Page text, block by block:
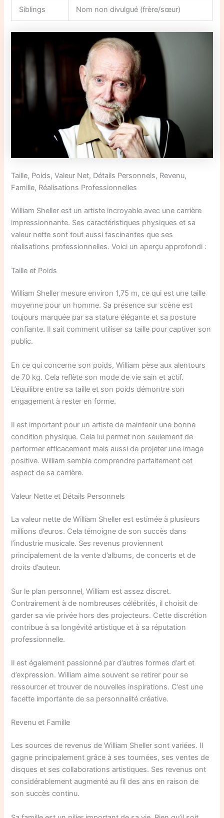
Siblings Nom non divulgué (frère/sœur)
Taille, Poids, Valeur Net, Détails Personnels, Revenu,
Famille, Réalisations Professionnelles
William Sheller est un artiste incroyable avec une carrière
impressionnante. Ses caractéristiques physiques et sa
valeur nette sont tout aussi fascinantes que ses
réalisations professionnelles. Voici un aperçu approfondi :
Taille et Poids
William Sheller mesure environ 1,75 m, ce qui est une taille
moyenne pour un homme. Sa présence sur scène est
toujours marquée par sa stature élégante et sa posture
confiante. Il sait comment utiliser sa taille pour captiver son
public.
En ce qui concerne son poids, William pèse aux alentours
de 70 kg. Cela reflète son mode de vie sain et actif.
L’équilibre entre sa taille et son poids démontre son
engagement à rester en forme.
Il est important pour un artiste de maintenir une bonne
condition physique. Cela lui permet non seulement de
performer efficacement mais aussi de projeter une image
positive. William semble comprendre parfaitement cet
aspect de sa carrière.
Valeur Nette et Détails Personnels
La valeur nette de William Sheller est estimée à plusieurs
millions d’euros. Cela témoigne de son succès dans
l’industrie musicale. Ses revenus proviennent
principalement de la vente d’albums, de concerts et de
droits d’auteur.
Sur le plan personnel, William est assez discret.
Contrairement à de nombreuses célébrités, il choisit de
garder sa vie privée hors des projecteurs. Cette discrétion
contribue à sa longévité artistique et à sa réputation
professionnelle.
Il est également passionné par d’autres formes d’art et
d’expression. William aime souvent se retirer pour se
ressourcer et trouver de nouvelles inspirations. C’est une
facette importante de sa personnalité créative.
Revenu et Famille
Les sources de revenus de William Sheller sont variées. Il
gagne principalement grâce à ses tournées, ses ventes de
disques et ses collaborations artistiques. Ses revenus ont
considérablement augmenté au fil des ans en raison de
son succès continu.